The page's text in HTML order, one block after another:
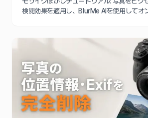
検閲効果を適用し、BlurMe AIを使用してオ